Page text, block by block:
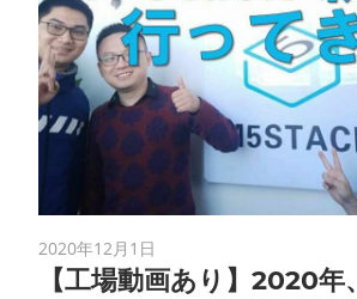
イ
エ
ン
ス
マ
2020年12月1日
【工場動画あり】2020年、